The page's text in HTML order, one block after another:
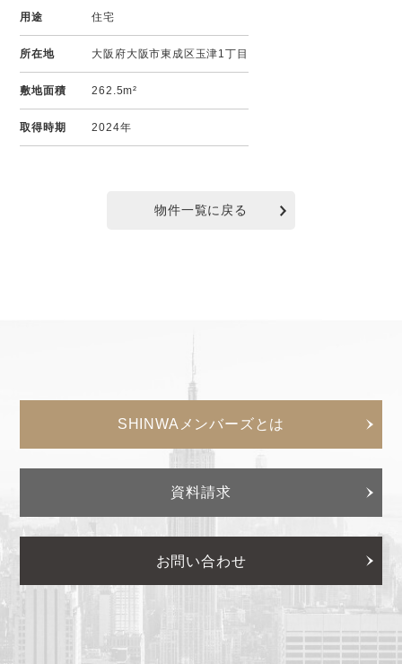
用途 住宅
所在地 大阪府大阪市東成区玉津1丁目
敷地面積 262.5m²
取得時期 2024年
物件一覧に戻る
SHINWAメンバーズとは
資料請求
お問い合わせ